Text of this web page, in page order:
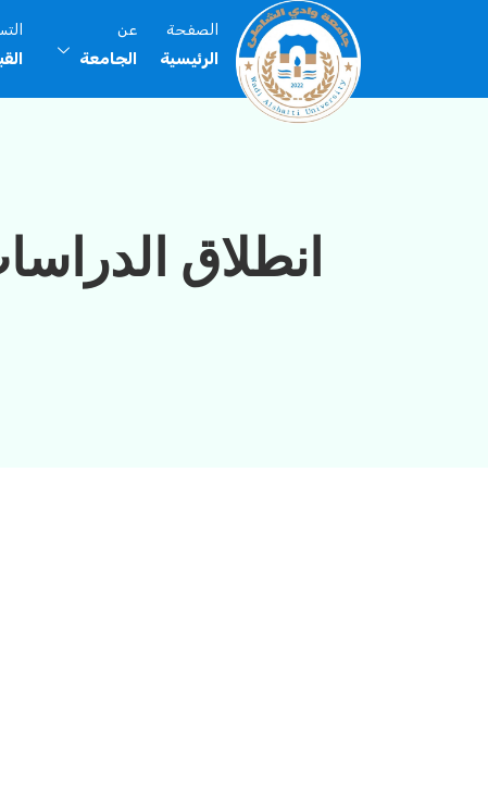
الصفحة
الرئيسية
عن
الجامعة
انطلاق